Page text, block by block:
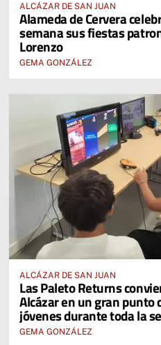
ALCÁZAR DE SAN JUAN
Alameda de Cervera
semana sus fiestas
Lorenzo
GEMA GONZÁLEZ
ALCÁZAR DE SAN JUAN
Las Paleto Returns
Alcázar en un gran punto
jóvenes durante toda la
GEMA GONZÁLEZ